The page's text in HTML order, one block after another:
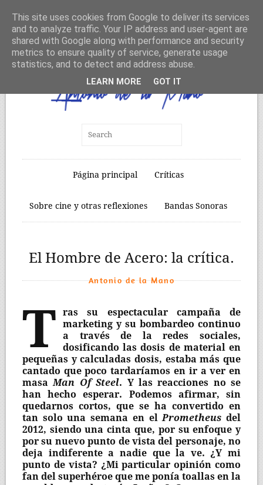
Página principal Críticas
Sobre cine y otras reflexiones Bandas Sonoras
El Hombre de Acero: la crítica.
Antonio de la Mano
T
ras su espectacular campaña de
marketing y su bombardeo continuo
a través de la redes sociales,
dosificando las dosis de material en
pequeñas y calculadas dosis, estaba más que
cantado que poco tardaríamos en ir a ver en
masaMan Of Steel. Y las reacciones no se
han hecho esperar. Podemos afirmar, sin
quedarnos cortos, que se ha convertido en
tan solo una semana en elPrometheusdel
2012, siendo una cinta que, por su enfoque y
por su nuevo punto de vista del personaje, no
deja indiferente a nadie que la ve. ¿Y mi
punto de vista? ¿Mi particular opinión como
fan del superhéroe que me ponía toallas en la
This site uses cookies from Google to deliver its services
and to analyze traffic. Your IP address and user-agent are
shared with Google along with performance and security
metrics to ensure quality of service, generate usage
statistics, and to detect and address abuse.
LEARN MORE GOT IT